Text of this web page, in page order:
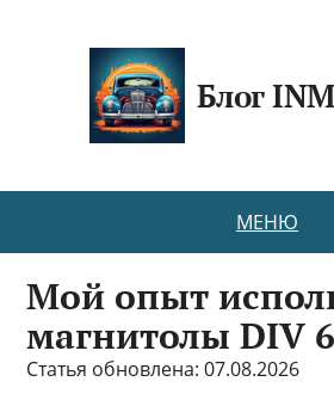
Блог
МЕНЮ
Мой опыт
магнитолы DIV
Статья обновлена: 07.08.2026